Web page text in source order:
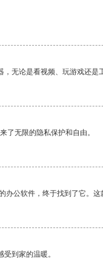
无论是看视频、玩游戏还是
了无限的隐私保护和自由。
办公软件，终于找到了它。
到家的温暖。